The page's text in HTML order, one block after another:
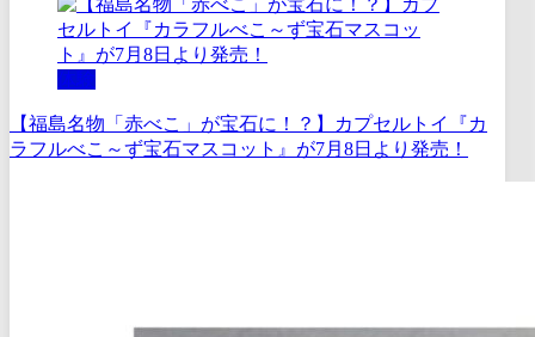
体験
【福島名物「赤べこ」が宝石に！？】カプセルトイ『カ
ラフルべこ～ず宝石マスコット』が7月8日より発売！